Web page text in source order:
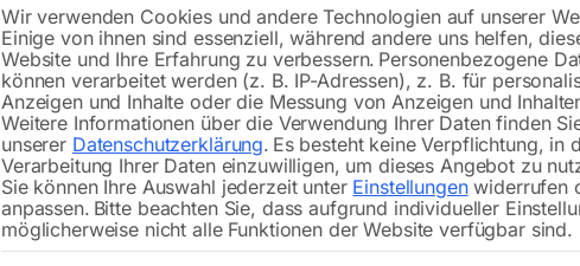
🔍
Maximalleistung 6.5 kW 230 V
2x CEE 32A +1x Schuko 16A
Wir verwenden Cookies und andere Technologien auf unserer
Einige von ihnen sind essenziell, während andere uns helfen,
Website und Ihre Erfahrung zu verbessern. Personenbezogene
können verarbeitet werden (z. B. IP-Adressen), z. B. für
Anzeigen und Inhalte oder die Messung von Anzeigen und
Weitere Informationen über die Verwendung Ihrer Daten finden
unserer Datenschutzerklärung. Es besteht keine Verpflichtung, in
Verarbeitung Ihrer Daten einzuwilligen, um dieses Angebot zu
Sie können Ihre Auswahl jederzeit unter Einstellungenwiderrufen
anpassen. Bitte beachten Sie, dass aufgrund individueller
möglicherweise nicht alle Funktionen der Website verfügbar sind.